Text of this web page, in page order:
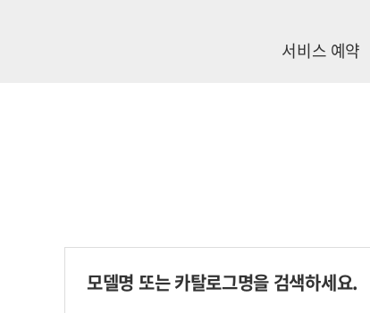
분동
서비스 예약